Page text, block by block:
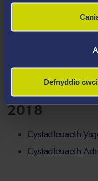
Defnyddio
2019
Cystadleuaeth
Cystadleuaeth
'Rho Stori i Ni'
2018
Cystadleuaeth
Cystadleuaeth